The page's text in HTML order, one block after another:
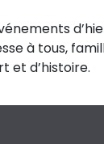
à tous,
et d’histoire.